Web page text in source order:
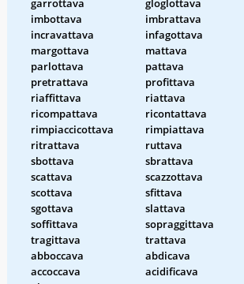
imbottava
imbrattava
incravattava
infagottava
margottava
mattava
parlottava
pattava
pretrattava
profittava
riaffittava
riattava
ricompattava
ricontattava
rimpiaccicottava
rimpiattava
ritrattava
ruttava
sbottava
sbrattava
scattava
scazzottava
scottava
sfittava
sgottava
slattava
soffittava
sopraggittava
tragittava
trattava
abboccava
abdicava
accoccava
acidificava